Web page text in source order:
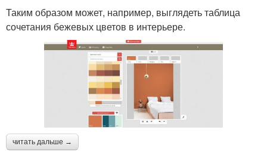
Таким образом может, например, выглядеть таблица
сочетания бежевых цветов в интерьере.
читать дальше →